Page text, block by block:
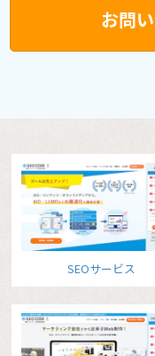
お問
SEOサービス